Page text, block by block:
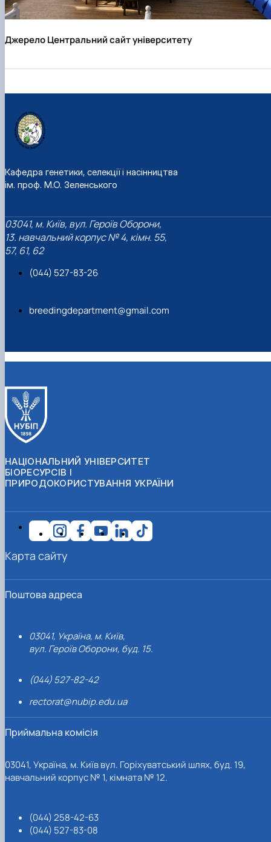
Джерело Центральний сайт університету
Кафедра генетики, селекції і насінництва
ім. проф. М.О. Зеленського
03041, м. Київ, вул. Героїв Оборони,
13. навчальний корпус № 4, кімн. 55,
57, 61, 62
(044) 527-83-26
breedingdepartment@gmail.com
НАЦІОНАЛЬНИЙ УНІВЕРСИТЕТ
БІОРЕСУРСІВ І
ПРИРОДОКОРИСТУВАННЯ УКРАЇНИ
Поштова адреса
03041, Україна, м. Київ,
вул. Героїв Оборони, буд. 15.
(044) 527-82-42
rectorat@nubip.edu.ua
Приймальна комісія
03041, Україна, м. Київ вул. Горіхуватський шлях, буд. 19,
навчальний корпус № 1, кімната № 12.
(044) 258-42-63
(044) 527-83-08
Карта сайту